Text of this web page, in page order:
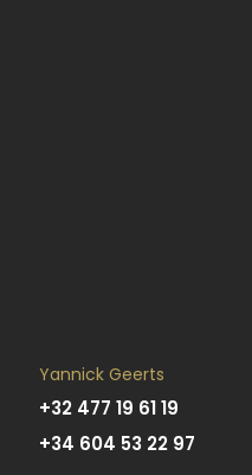
Yannick Geerts
+32 477 19 61 19
+34 604 53 22 97